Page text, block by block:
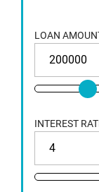
LOAN
INTEREST